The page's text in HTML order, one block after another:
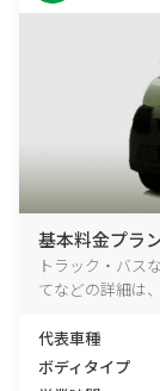
基本料金プラ
トラック・バス
てなどの詳細は
代表車種
ボディタイプ